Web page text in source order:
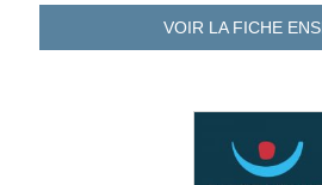
VOIR LA FICHE